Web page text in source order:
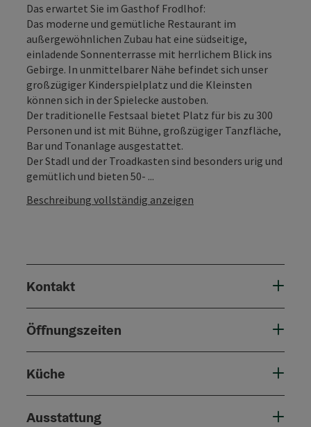
Das erwartet Sie im Gasthof Frodlhof:
Das moderne und gemütliche Restaurant im
außergewöhnlichen Zubau hat eine südseitige,
einladende Sonnenterrasse mit herrlichem Blick ins
Gebirge. In unmittelbarer Nähe befindet sich unser
großzügiger Kinderspielplatz und die Kleinsten
können sich in der Spielecke austoben.
Der traditionelle Festsaal bietet Platz für bis zu 300
Personen und ist mit Bühne, großzügiger Tanzfläche,
Bar und Tonanlage ausgestattet.
Der Stadl und der Troadkasten sind besonders urig und
gemütlich und bieten 50- ...
Beschreibung vollständig anzeigen
Kontakt
Öffnungszeiten
Küche
Ausstattung